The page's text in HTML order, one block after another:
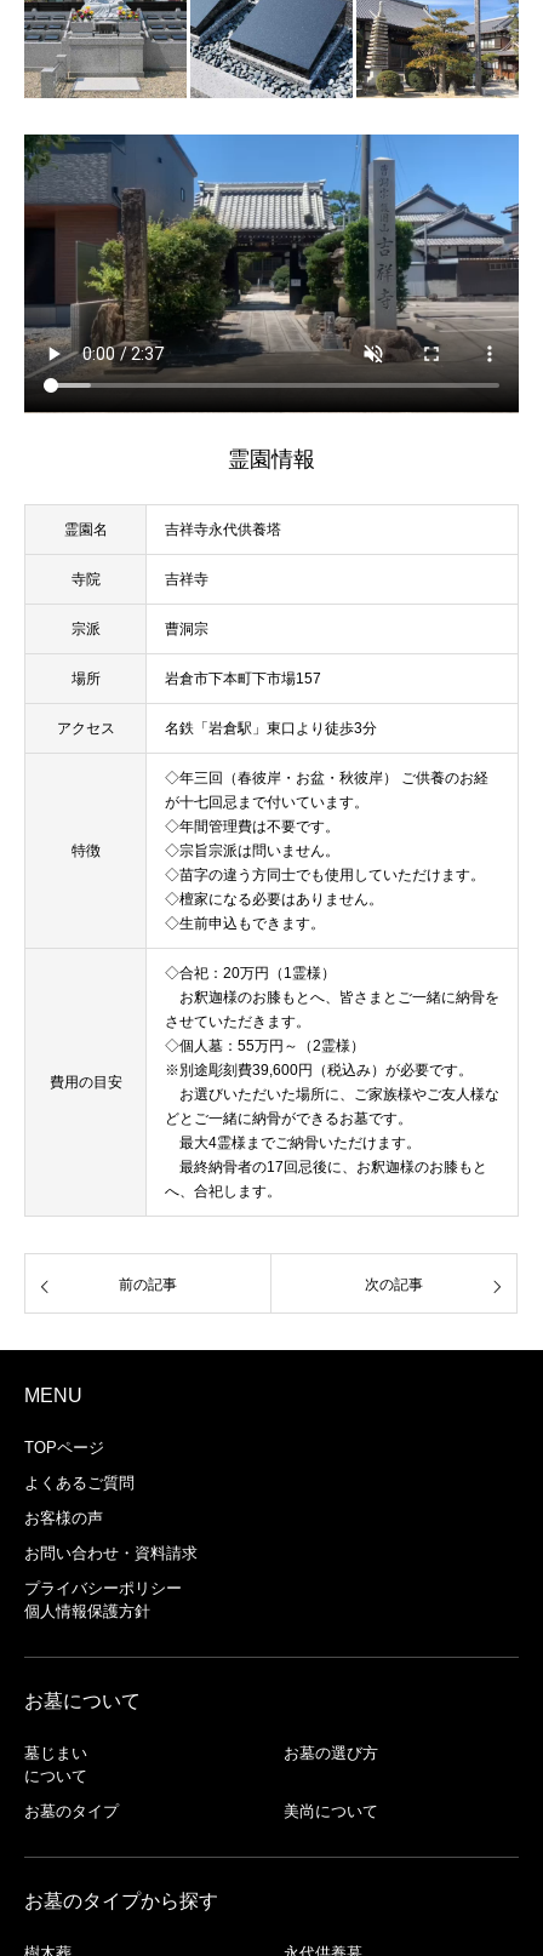
霊園情報
霊園名 吉祥寺永代供養塔
寺院 吉祥寺
宗派 曹洞宗
場所 岩倉市下本町下市場157
アクセス 名鉄「岩倉駅」東口より徒歩3分
特徴
◇年三回（春彼岸・お盆・秋彼岸） ご供養のお経
が十七回忌まで付いています。
◇年間管理費は不要です。
◇宗旨宗派は問いません。
◇苗字の違う方同士でも使用していただけます。
◇檀家になる必要はありません。
◇生前申込もできます。
費用の目安
◇合祀：20万円（1霊様）
お釈迦様のお膝もとへ、皆さまとご一緒に納骨を
させていただきます。
◇個人墓：55万円～（2霊様）
※別途彫刻費39,600円（税込み）が必要です。
お選びいただいた場所に、ご家族様やご友人様な
どとご一緒に納骨ができるお墓です。
最大4霊様までご納骨いただけます。
最終納骨者の17回忌後に、お釈迦様のお膝もと
へ、合祀します。
前の記事 次の記事
MENU
TOPページ
よくあるご質問
お客様の声
お問い合わせ・資料請求
プライバシーポリシー
個人情報保護方針
お墓について
墓じまい
について
お墓の選び方
お墓のタイプ 美尚について
お墓のタイプから探す